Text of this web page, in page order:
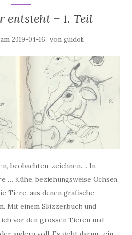
entsteht – 1. Teil
2019-04-16 von guidoh
beobachten, zeichnen…. In
… Kühe, beziehungsweise Ochsen.
Tiere, aus denen grafische
Mit einem Skizzenbuch und
vor den grossen Tieren und